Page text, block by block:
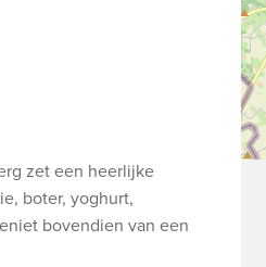
zet een heerlijke
boter, yoghurt,
bovendien van een